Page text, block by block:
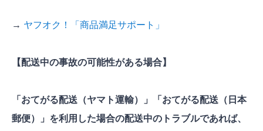
→ ヤフオク！「商品満足サポート」
【配送中の事故の可能性がある場合】
「おてがる配送（ヤマト運輸）」「おてがる配送（日本
郵便）」を利用した場合の配送中のトラブルであれば、